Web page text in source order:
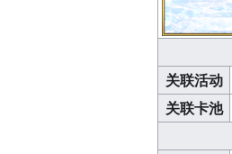
关联活动
关联卡池